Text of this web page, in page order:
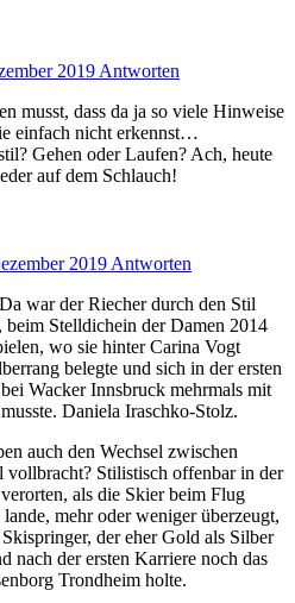
2019 Antworten
musst, dass da ja so viele Hinweise
einfach nicht erkennst…
Gehen oder Laufen? Ach, heute
auf dem Schlauch!
2019 Antworten
war der Riecher durch den Stil
Stelldichein der Damen 2014
wo sie hinter Carina Vogt
belegte und sich in der ersten
Wacker Innsbruck mehrmals mit
Daniela Iraschko-Stolz.
auch den Wechsel zwischen
vollbracht? Stilistisch offenbar in der
als die Skier beim Flug
mehr oder weniger überzeugt,
der eher Gold als Silber
nach der ersten Karriere noch das
Trondheim holte.